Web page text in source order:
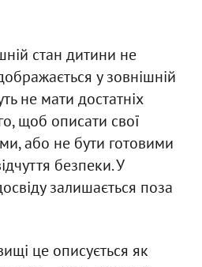
стан дитини не
у зовнішній
не мати достатніх
щоб описати свої
або не бути готовими
безпеки. У
залишається поза
це описується як